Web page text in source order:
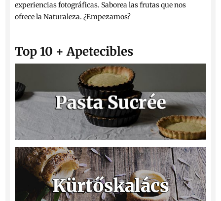
experiencias fotográficas. Saborea las frutas que nos
ofrece la Naturaleza. ¿Empezamos?
Top 10 + Apetecibles